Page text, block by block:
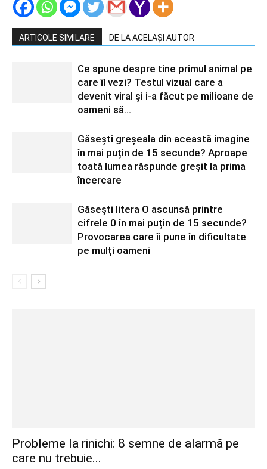
ARTICOLE SIMILARE DE LA ACELAȘI AUTOR
Ce spune despre tine primul animal pe
care îl vezi? Testul vizual care a
devenit viral și i-a făcut pe milioane de
oameni să...
Găsești greșeala din această imagine
în mai puțin de 15 secunde? Aproape
toată lumea răspunde greșit la prima
încercare
Găsești litera O ascunsă printre
cifrele 0 în mai puțin de 15 secunde?
Provocarea care îi pune în dificultate
pe mulți oameni
Probleme la rinichi: 8 semne de alarmă pe
care nu trebuie...